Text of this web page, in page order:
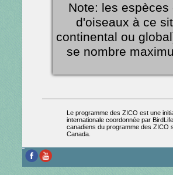
Note: les
d'oiseaux à ce
continental ou
se nombre
Le programme des ZICO est une
internationale coordonnée par
canadiens du programme des ZICO
Canada.